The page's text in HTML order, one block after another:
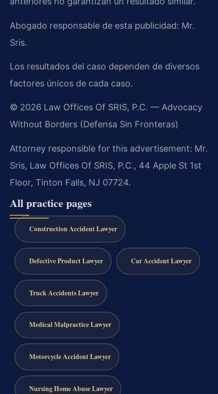
Abogado responsable de esta publicidad: Mr.
Sris.
Los resultados del caso dependen de diversos
factores únicos de cada caso.
© 2026 Law Offices Of SRIS, P.C. — Advocacy
Without Borders (Defensa Sin Fronteras)
Attorney responsible for this advertisement: Mr.
Sris, Law Offices Of SRIS, P.C., 44 Apple St 1st
Floor, Tinton Falls, NJ 07724.
All practice pages
Construction Accident Lawyer
Defective Product Lawyer Car Accident Lawyer
Truck Accidents Lawyer
Medical Malpractice Lawyer
Motorcycle Accident Lawyer
Nursing Home Abuse Lawyer